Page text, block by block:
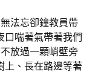
法忘卻鐘教員帶
口喘著氣帶著我們
放過一顆峭壁旁
上、長在路邊等著